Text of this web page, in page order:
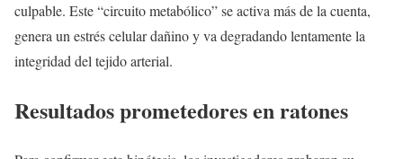
culpable. Este “circuito metabólico” se activa más de la cuenta,
genera un estrés celular dañino y va degradando lentamente la
integridad del tejido arterial.
Resultados prometedores en ratones